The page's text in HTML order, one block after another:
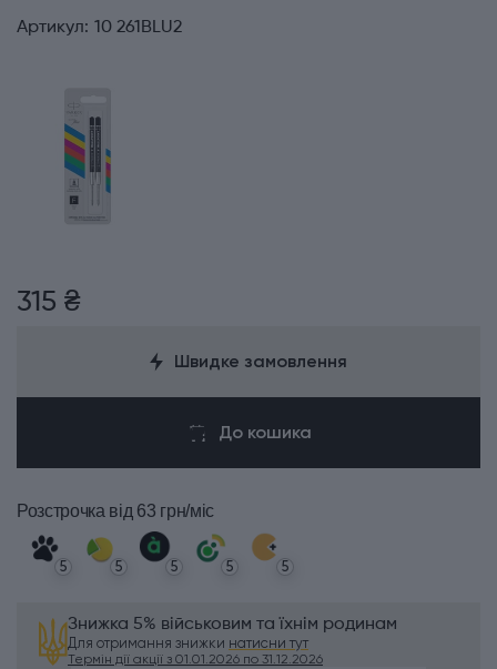
Артикул: 10 261BLU2
315 ₴
Швидке замовлення
До кошика
Розстрочка від 63 грн/міс
5 5 5 5 5
Знижка 5% військовим та їхнім родинам
Для отримання знижки натисни тут
Термін дії акції з 01.01.2026 по 31.12.2026